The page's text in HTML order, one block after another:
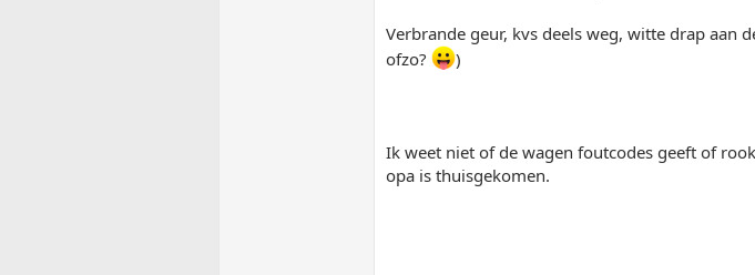
Verbrande geur, kvs deels weg, witte drap aan
ofzo?
)
Ik weet niet of de wagen foutcodes geeft of
opa is thuisgekomen.